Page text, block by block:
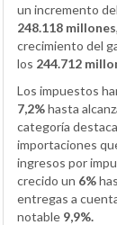
un incremento del
248.118 millones
crecimiento del
los 244.712
Los impuestos
7,2%hasta
categoría
importaciones
ingresos por
crecido un 6%
entregas a
notable 9,9%.